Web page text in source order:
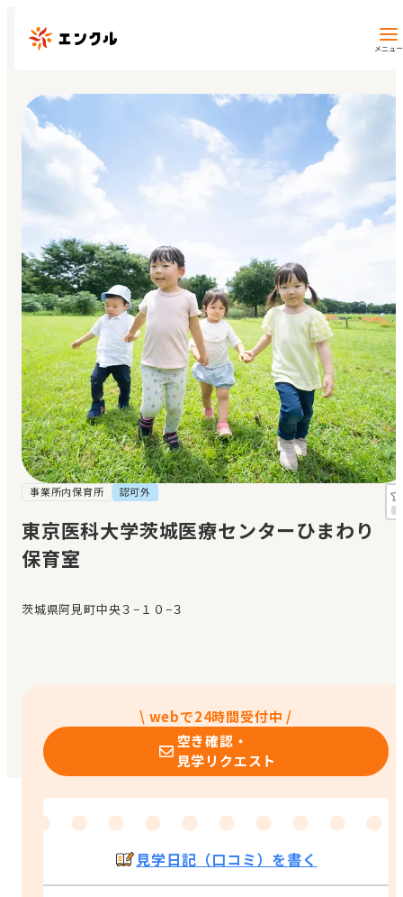
メニュー
保育園・幼稚園を探す
地図から探す
マイページ
閲覧履歴
お気に入り
見学日記
メッセージ
おすすめの園
コラム
お知らせ
事業所内保育所 認可外
東京医科大学茨城医療センターひまわり
保育室
茨城県阿見町中央３−１０−３
\ webで24時間受付中 /
空き確認・
見学リクエスト
見学日記（口コミ）を書く